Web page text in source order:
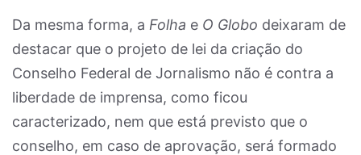
Da mesma forma, a Folha e O Globo deixaram de
destacar que o projeto de lei da criação do
Conselho Federal de Jornalismo não é contra a
liberdade de imprensa, como ficou
caracterizado, nem que está previsto que o
conselho, em caso de aprovação, será formado